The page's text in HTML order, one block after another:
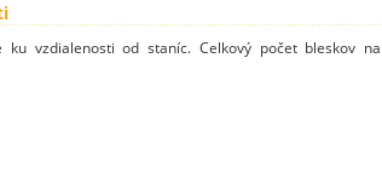
ku vzdialenosti od staníc. Celkový počet bleskov na